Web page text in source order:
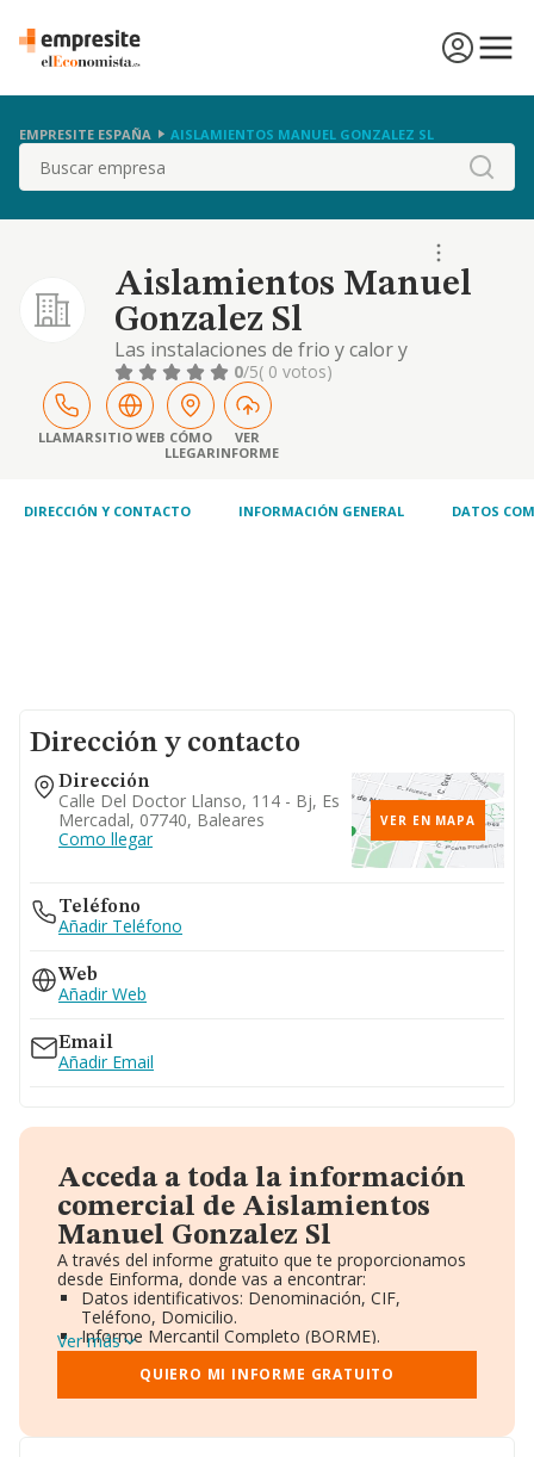
EMPRESITE ESPAÑA AISLAMIENTOS MANUEL GONZALEZ SL
Buscar
Aislamientos Manuel
Gonzalez Sl
Las instalaciones de frio y calor y
acondicionamiento de aire, colocacion de
aislamientos termico y acusticos.
0/5( 0 votos)
LLAMARSITIO WEB CÓMO
LLEGAR
VER
INFORME
DIRECCIÓN Y CONTACTO INFORMACIÓN GENERAL DATOS
Dirección y contacto
Dirección
Calle Del Doctor Llanso, 114 - Bj, Es
Mercadal, 07740, Baleares
Como llegar
VER EN MAPA
Teléfono
Añadir Teléfono
Web
Añadir Web
Email
Añadir Email
Acceda a toda la información
comercial de Aislamientos
Manuel Gonzalez Sl
A través del informe gratuito que te proporcionamos
desde Einforma, donde vas a encontrar:
Datos identificativos: Denominación, CIF,
Teléfono, Domicilio.
Informe Mercantil Completo (BORME).
Gráficos de Evolución Ventas y Empleados.
Consejo de Administración y Administradores.
Directivos y Ejecutivos.
Ver más
QUIERO MI INFORME GRATUITO